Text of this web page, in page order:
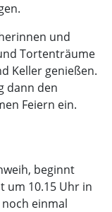
und
Tortenträume
Keller genießen.
dann den
Feiern ein.
beginnt
um 10.15 Uhr in
einmal